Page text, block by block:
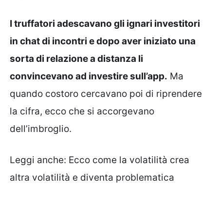
I truffatori adescavano gli ignari investitori
in chat di incontri e dopo aver iniziato una
sorta di relazione a distanza li
convincevano ad investire sull’app. Ma
quando costoro cercavano poi di riprendere
la cifra, ecco che si accorgevano
dell’imbroglio.
Leggi anche: Ecco come la volatilità crea
altra volatilità e diventa problematica